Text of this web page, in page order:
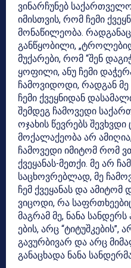
ვინარჩუნებ
იმისთვის, რომ ჩემი
მონაწილეობა.
განწყობილი,
მუქარები, რომ “შენ
ყოფილი, ანუ ჩემი
ჩამოვიდოდი, რადგან მე
ჩემი ქვეყნიდან
შემდეგ ჩამოვედი
ოჯახის წევრებს შევხვდი
მოქალაქეობა არ
ჩამოვედი იმიტომ რომ
ქვეყანას-მეთქი. მე არ
საცხოვრებლად, მე
ჩემ ქვეყანას და
ვიცოდი, რა
მაგრამ მე, ნანა
ების, არც “ტიტუშკების”,
გავურბივარ და არც
განაცხადა ნანა